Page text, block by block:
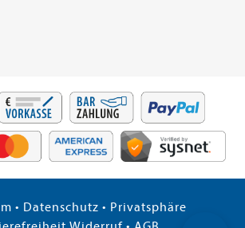
• Datenschutz • Privatsphäre